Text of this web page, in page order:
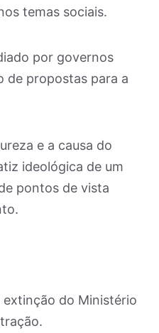
temas sociais.
por governos
de propostas para a
e a causa do
ideológica de um
pontos de vista
extinção do Ministério